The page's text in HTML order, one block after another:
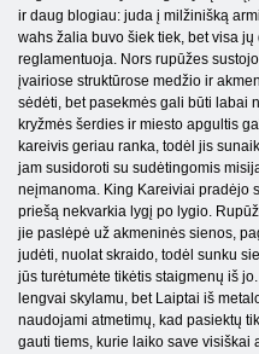
ir daug blogiau: juda į milžinišką
wahs žalia buvo šiek tiek, bet visa
reglamentuoja. Nors rupūžes
įvairiose struktūrose medžio ir
sėdėti, bet pasekmės gali būti labai
kryžmės šerdies ir miesto apgultis
kareivis geriau ranka, todėl jis
jam susidoroti su sudėtingomis
neįmanoma. King Kareiviai pradėjo
priešą nekvarkia lygį po lygio.
jie paslėpė už akmeninės sienos,
judėti, nuolat skraido, todėl sunku
jūs turėtumėte tikėtis staigmenų iš
lengvai skylamu, bet Laiptai iš
naudojami atmetimų, kad pasiektų
gauti tiems, kurie laiko save visiškai